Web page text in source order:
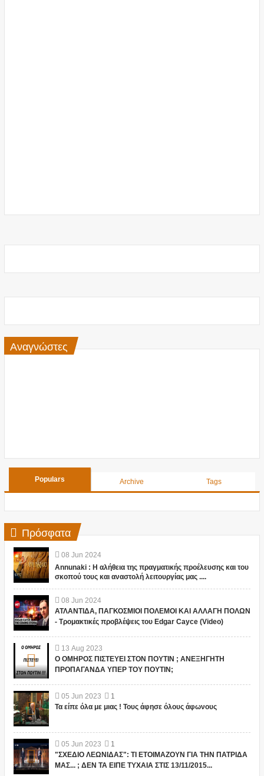
Αναγνώστες
Populars Archive Tags
Πρόσφατα
08 Jun 2024
Annunaki : Η αλήθεια της πραγματικής προέλευσης και του
σκοπού τους και αναστολή λειτουργίας μας ....
08 Jun 2024
ΑΤΛΑΝΤΙΔΑ, ΠΑΓΚΟΣΜΙΟΙ ΠΟΛΕΜΟΙ ΚΑΙ ΑΛΛΑΓΗ ΠΟΛΩΝ
- Τρομακτικές προβλέψεις του Edgar Cayce (Video)
13 Aug 2023
Ο ΟΜΗΡΟΣ ΠΙΣΤΕΥΕΙ ΣΤΟΝ ΠΟΥΤΙΝ ; ΑΝΕΞΗΓΗΤΗ
ΠΡΟΠΑΓΑΝΔΑ ΥΠΕΡ ΤΟΥ ΠΟΥΤΙΝ;
05 Jun 2023
1
Τα είπε όλα με μιας ! Τους άφησε όλους άφωνους
05 Jun 2023
1
"ΣΧΕΔΙΟ ΛΕΩΝΙΔΑΣ": ΤΙ ΕΤΟΙΜΑΖΟΥΝ ΓΙΑ ΤΗΝ ΠΑΤΡΙΔΑ
ΜΑΣ... ; ΔΕΝ ΤΑ ΕΙΠΕ ΤΥΧΑΙΑ ΣΤΙΣ 13/11/2015...